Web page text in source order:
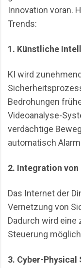
Innovation voran.
Trends:
1. Künstliche
KI wird
Bedrohungen
Videoanalyse-
verdächtige
automatisch
2. Integration
Das Internet der
Vernetzung von
Dadurch wird eine
Steuerung
3. Cyber-Physical